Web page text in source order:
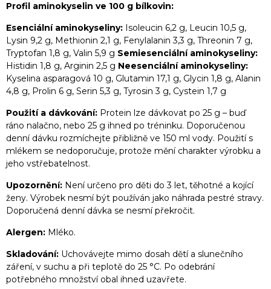
Profil aminokyselin ve 100 g bílkovin:
Esenciální aminokyseliny: Isoleucin 6,2 g, Leucin 10,5 g,
Lysin 9,2 g, Methionin 2,1 g, Fenylalanin 3,3 g, Threonin 7 g,
Tryptofan 1,8 g, Valin 5,9 g Semiesenciální aminokyseliny:
Histidin 1,8 g, Arginin 2,5 g Neesenciální aminokyseliny:
Kyselina asparagová 10 g, Glutamin 17,1 g, Glycin 1,8 g, Alanin
4,8 g, Prolin 6 g, Serin 5,3 g, Tyrosin 3 g, Cystein 1,7 g
Použití a dávkování: Protein lze dávkovat po 25 g – buď
ráno nalačno, nebo 25 g ihned po tréninku. Doporučenou
denní dávku rozmíchejte přibližně ve 150 ml vody. Použití s
mlékem se nedoporučuje, protože mění charakter výrobku a
jeho vstřebatelnost.
Upozornění: Není určeno pro děti do 3 let, těhotné a kojící
ženy. Výrobek nesmí být používán jako náhrada pestré stravy.
Doporučená denní dávka se nesmí překročit.
Alergen: Mléko.
Skladování: Uchovávejte mimo dosah dětí a slunečního
záření, v suchu a při teplotě do 25 °C. Po odebrání
potřebného množství obal ihned uzavřete.